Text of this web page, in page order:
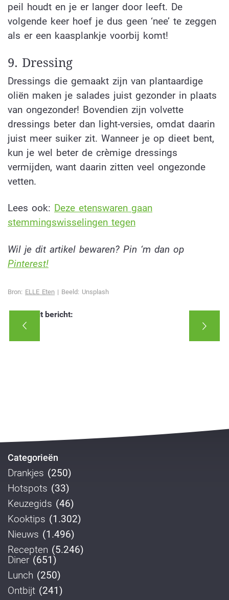
peil houdt en je er langer door leeft. De
volgende keer hoef je dus geen ‘nee’ te zeggen
als er een kaasplankje voorbij komt!
9. Dressing
Dressings die gemaakt zijn van plantaardige
oliën maken je salades juist gezonder in plaats
van ongezonder! Bovendien zijn volvette
dressings beter dan light-versies, omdat daarin
juist meer suiker zit. Wanneer je op dieet bent,
kun je wel beter de crèmige dressings
vermijden, want daarin zitten veel ongezonde
vetten.
Lees ook: Deze etenswaren gaan
stemmingswisselingen tegen
Wil je dit artikel bewaren? Pin ‘m dan op
Pinterest!
Bron: ELLE Eten | Beeld: Unsplash
Deel dit bericht:
Categorieën
Drankjes (250)
Hotspots (33)
Keuzegids (46)
Kooktips (1.302)
Nieuws (1.496)
Recepten (5.246)
Diner (651)
Lunch (250)
Ontbijt (241)